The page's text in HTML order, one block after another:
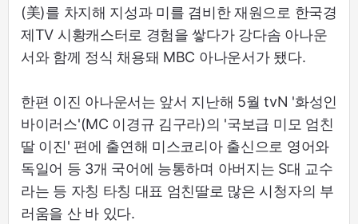
(美)를 차지해 지성과 미를 겸비한 재원으로 한국경
제TV 시황캐스터로 경험을 쌓다가 강다솜 아나운
서와 함께 정식 채용돼 MBC 아나운서가 됐다.
한편 이진 아나운서는 앞서 지난해 5월 tvN '화성인
바이러스'(MC 이경규 김구라)의 '국보급 미모 엄친
딸 이진' 편에 출연해 미스코리아 출신으로 영어와
독일어 등 3개 국어에 능통하며 아버지는 S대 교수
라는 등 자칭 타칭 대표 엄친딸로 많은 시청자의 부
러움을 산 바 있다.